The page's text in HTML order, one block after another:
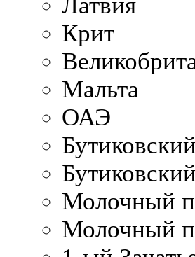
Крит
Мальта
ОАЭ
Молочный
Молочный